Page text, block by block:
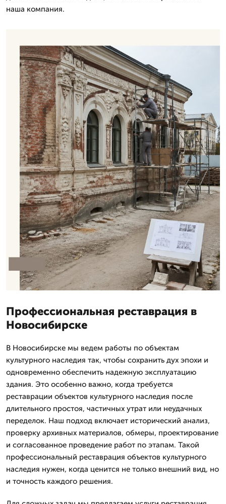
наша компания.
Профессиональная реставрация в
Новосибирске
В Новосибирске мы ведем работы по объектам
культурного наследия так, чтобы сохранить дух эпохи и
одновременно обеспечить надежную эксплуатацию
здания. Это особенно важно, когда требуется
реставрации объектов культурного наследия после
длительного простоя, частичных утрат или неудачных
переделок. Наш подход включает исторический анализ,
проверку архивных материалов, обмеры, проектирование
и согласованное проведение работ по этапам. Такой
профессиональный реставрация объектов культурного
наследия нужен, когда ценится не только внешний вид, но
и точность каждого решения.